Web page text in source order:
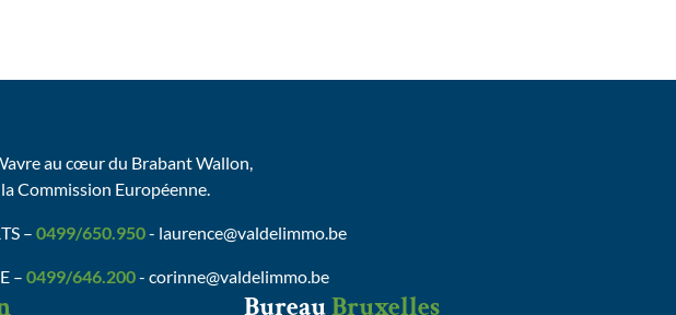
au cœur du Brabant Wallon,
Commission Européenne.
– 0499/650.950- laurence@valdelimmo.be
– 0499/646.200- corinne@valdelimmo.be
BureauBruxelles